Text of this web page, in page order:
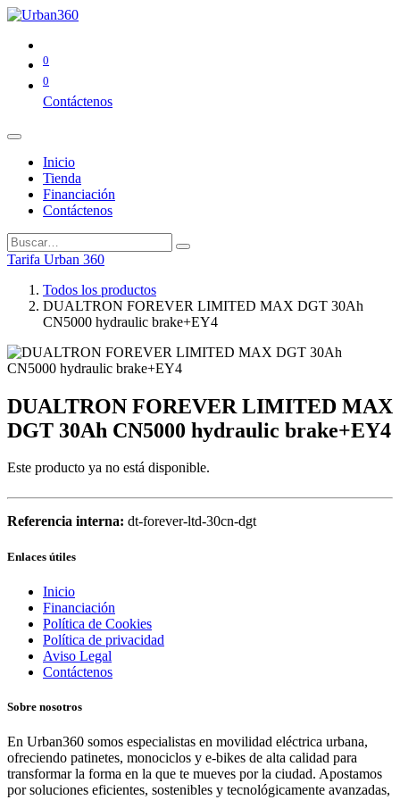
0
0
Contáctenos
Inicio
Tienda
Financiación
Contáctenos
Tarifa Urban 360
Todos los productos
DUALTRON FOREVER LIMITED MAX DGT 30Ah
CN5000 hydraulic brake+EY4
DUALTRON FOREVER LIMITED MAX
DGT 30Ah CN5000 hydraulic brake+EY4
Este producto ya no está disponible.
Referencia interna: dt-forever-ltd-30cn-dgt
Enlaces útiles
Inicio
Financiación
Política de Cookies
Política de privacidad
Aviso Legal
Contáctenos
Sobre nosotros
En Urban360 somos especialistas en movilidad eléctrica urbana,
ofreciendo patinetes, monociclos y e-bikes de alta calidad para
transformar la forma en la que te mueves por la ciudad. Apostamos
por soluciones eficientes, sostenibles y tecnológicamente avanzadas,